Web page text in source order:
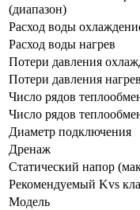
(диапазон)
Расход воды
Расход воды нагрев
Потери давления
Потери давления нагрев
Число рядов
Число рядов
Диаметр подключения
Дренаж
Статический напор
Рекомендуемый Kvs
Модель